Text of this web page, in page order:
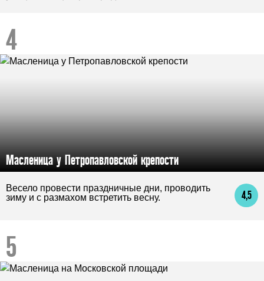
Масленица у Петропавловской крепости
4,5
Весело провести праздничные дни, проводить
зиму и с размахом встретить весну.